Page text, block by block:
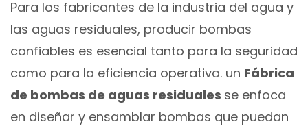
Para los fabricantes de la industria del agua y
las aguas residuales, producir bombas
confiables es esencial tanto para la seguridad
como para la eficiencia operativa. un Fábrica
de bombas de aguas residuales se enfoca
en diseñar y ensamblar bombas que puedan